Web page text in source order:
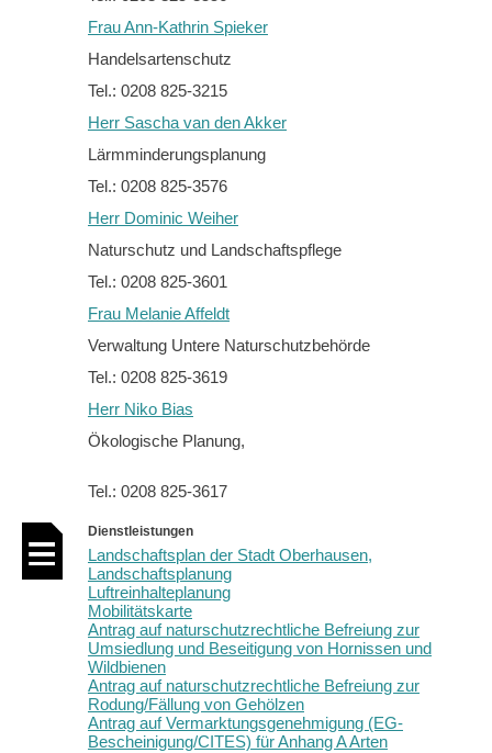
Frau Ann-Kathrin Spieker
Handelsartenschutz
Tel.: 0208 825-3215
Herr Sascha van den Akker
Lärmminderungsplanung
Tel.: 0208 825-3576
Herr Dominic Weiher
Naturschutz und Landschaftspflege
Tel.: 0208 825-3601
Frau Melanie Affeldt
Verwaltung Untere Naturschutzbehörde
Tel.: 0208 825-3619
Herr Niko Bias
Ökologische Planung,
Tel.: 0208 825-3617
Dienstleistungen
Landschaftsplan der Stadt Oberhausen,
Landschaftsplanung
Luftreinhalteplanung
Mobilitätskarte
Antrag auf naturschutzrechtliche Befreiung zur
Umsiedlung und Beseitigung von Hornissen und
Wildbienen
Antrag auf naturschutzrechtliche Befreiung zur
Rodung/Fällung von Gehölzen
Antrag auf Vermarktungsgenehmigung (EG-
Bescheinigung/CITES) für Anhang A Arten